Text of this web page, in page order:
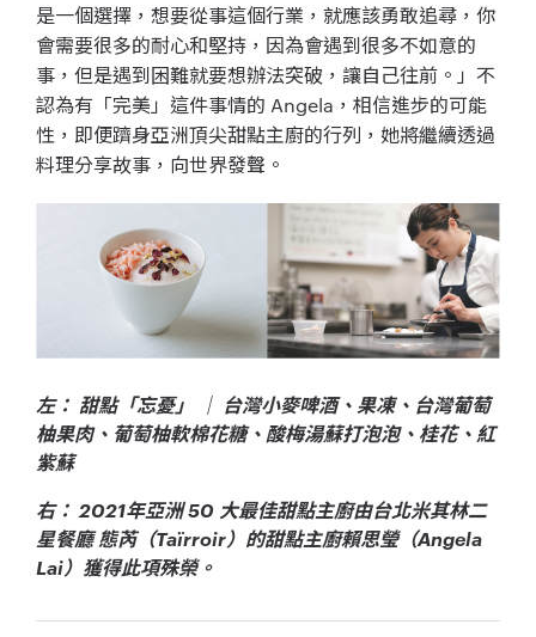
是一個選擇，想要從事這個行業，就應該勇敢追尋，你
會需要很多的耐心和堅持，因為會遇到很多不如意的
事，但是遇到困難就要想辦法突破，讓自己往前。」不
認為有「完美」這件事情的 Angela，相信進步的可能
性，即便躋身亞洲頂尖甜點主廚的行列，她將繼續透過
料理分享故事，向世界發聲。
左： 甜點「忘憂」 ｜ 台灣小麥啤酒、果凍、台灣葡萄
柚果肉、葡萄柚軟棉花糖、酸梅湯蘇打泡泡、桂花、紅
紫蘇
右： 2021年亞洲 50 大最佳甜點主廚由台北米其林二
星餐廳 態芮（Taïrroir）的甜點主廚賴思瑩（Angela
Lai）獲得此項殊榮。